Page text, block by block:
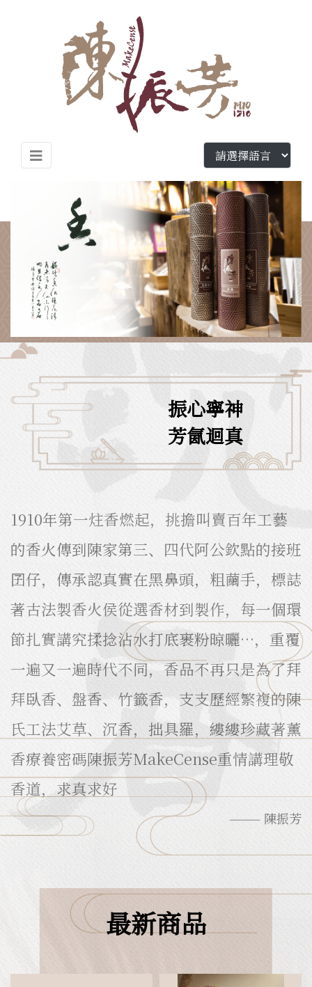
振心寧神
芳氤迴真
1910年第一炷香燃起，挑擔叫賣百年工藝
的香火傳到陳家第三、四代阿公欽點的接班
囝仔，傳承認真實在黑鼻頭，粗繭手，標誌
著古法製香火侯從選香材到製作，每一個環
節扎實講究揉捻沾水打底裹粉晾曬…，重覆
一遍又一遍時代不同，香品不再只是為了拜
拜臥香、盤香、竹籤香，支支歷經繁複的陳
氏工法艾草、沉香，拙具羅，縷縷珍藏著薰
香療養密碼陳振芳MakeCense重情講理敬
香道，求真求好
——— 陳振芳
最新商品